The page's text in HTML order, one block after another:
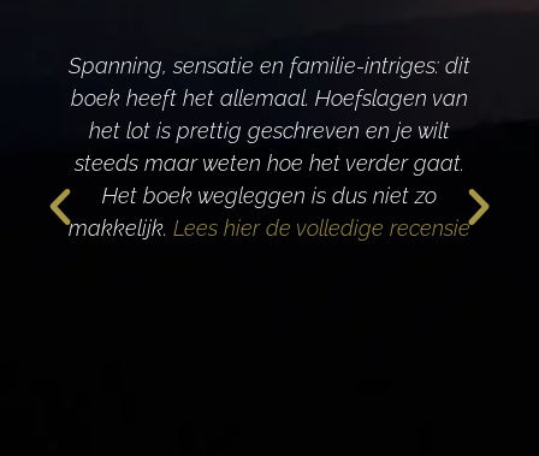
Spanning, sensatie en familie-intriges: dit
boek heeft het allemaal. Hoefslagen van
het lot is prettig geschreven en je wilt
steeds maar weten hoe het verder gaat.
Het boek wegleggen is dus niet zo
makkelijk. Lees hier de volledige recensie